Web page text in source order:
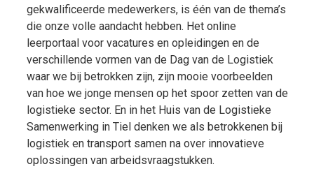
gekwalificeerde medewerkers, is één van de thema’s
die onze volle aandacht hebben. Het online
leerportaal voor vacatures en opleidingen en de
verschillende vormen van de Dag van de Logistiek
waar we bij betrokken zijn, zijn mooie voorbeelden
van hoe we jonge mensen op het spoor zetten van de
logistieke sector. En in het Huis van de Logistieke
Samenwerking in Tiel denken we als betrokkenen bij
logistiek en transport samen na over innovatieve
oplossingen van arbeidsvraagstukken.